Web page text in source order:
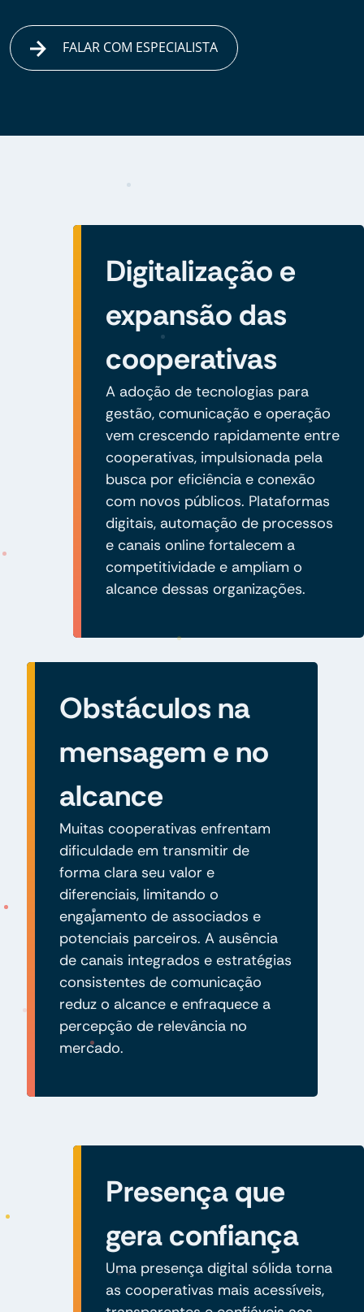
FALAR COM ESPECIALISTA
Digitalização e
expansão das
cooperativas
A adoção de tecnologias para
gestão, comunicação e operação
vem crescendo rapidamente entre
cooperativas, impulsionada pela
busca por eficiência e conexão
com novos públicos. Plataformas
digitais, automação de processos
e canais online fortalecem a
competitividade e ampliam o
alcance dessas organizações.
Obstáculos na
mensagem e no
alcance
Muitas cooperativas enfrentam
dificuldade em transmitir de
forma clara seu valor e
diferenciais, limitando o
engajamento de associados e
potenciais parceiros. A ausência
de canais integrados e estratégias
consistentes de comunicação
reduz o alcance e enfraquece a
percepção de relevância no
mercado.
Presença que
gera confiança
Uma presença digital sólida torna
as cooperativas mais acessíveis,